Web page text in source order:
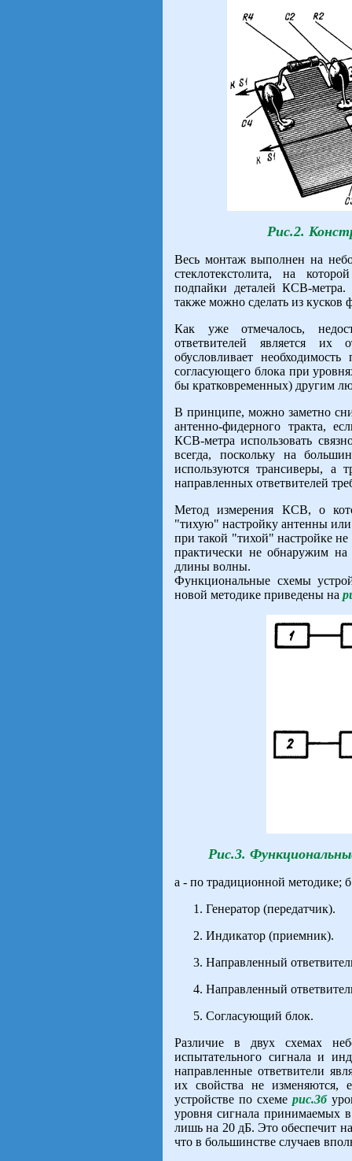
Рис.2.
Весь монтаж выполнен на
стеклотекстолита, на
подпайки деталей КСВ-
также можно сделать из кусков
Как уже отмечалось,
ответвителей является их
обусловливает
согласующего блока при
бы кратковременных) другим
В принципе, можно заметно
антенно-фидерного тракта,
КСВ-метра использовать
всегда, поскольку на
используются трансиверы,
направленных ответвителей
Метод измерения КСВ, о
"тихую" настройку антенны или
при такой "тихой" настройке
практически не обнаружим
длины волны.
Функциональные схемы
новой методике приведены на
Рис.3.
а - по традиционной методике;
Генератор (передатчик).
Индикатор (приемник).
Направленный
Направленный
Согласующий блок.
Различие в двух схемах
испытательного сигнала и
направленные ответвители
их свойства не изменяются,
устройстве по схеме рис.3б
уровня сигнала принимаемых
лишь на 20 дБ. Это обеспечит
что в большинстве случаев